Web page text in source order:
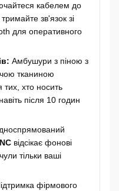
кабелем до
зв'язок зі
для оперативного
Амбушури з піною з
тканиною
тих, хто носить
після 10 годин
відсікає фонові
тільки ваші
фірмового